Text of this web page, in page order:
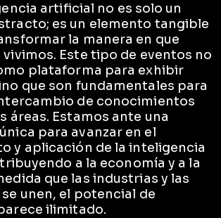
artificial no es solo un
es un elemento tangible
la manera en que
Este tipo de eventos no
plataforma para exhibir
que son fundamentales para
de conocimientos
áreas. Estamos ante una
para avanzar en el
y aplicación de la inteligencia
a la economía y a la
que las industrias y las
unen, el potencial de
ilimitado.